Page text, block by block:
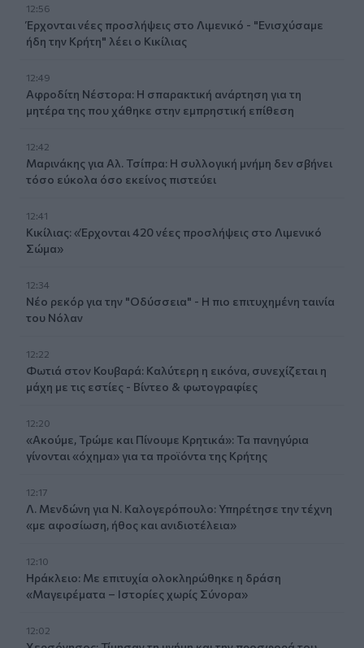
12:56
Έρχονται νέες προσλήψεις στο Λιμενικό - "Ενισχύσαμε
ήδη την Κρήτη" λέει ο Κικίλιας
12:49
Αφροδίτη Νέστορα: Η σπαρακτική ανάρτηση για τη
μητέρα της που χάθηκε στην εμπρηστική επίθεση
12:42
Μαρινάκης για Αλ. Τσίπρα: Η συλλογική μνήμη δεν σβήνει
τόσο εύκολα όσο εκείνος πιστεύει
12:41
Κικίλιας: «Έρχονται 420 νέες προσλήψεις στο Λιμενικό
Σώμα»
12:34
Νέο ρεκόρ για την "Οδύσσεια" - Η πιο επιτυχημένη ταινία
του Νόλαν
12:22
Φωτιά στον Κουβαρά: Καλύτερη η εικόνα, συνεχίζεται η
μάχη με τις εστίες - Βίντεο & φωτογραφίες
12:20
«Ακούμε, Τρώμε και Πίνουμε Κρητικά»: Τα πανηγύρια
γίνονται «όχημα» για τα προϊόντα της Κρήτης
12:17
Λ. Μενδώνη για Ν. Καλογερόπουλο: Υπηρέτησε την τέχνη
«με αφοσίωση, ήθος και ανιδιοτέλεια»
12:10
Ηράκλειο: Με επιτυχία ολοκληρώθηκε η δράση
«Μαγειρέματα – Ιστορίες χωρίς Σύνορα»
12:02